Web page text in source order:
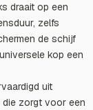
draait op een
zelfs
de schijf
kop een
uit
zorgt voor een